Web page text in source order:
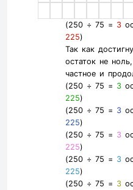
(250 ÷ 75 = 3
225)
Так как
остаток не
частное и
(250 ÷ 75 = 3
225)
(250 ÷ 75 = 3
225)
(250 ÷ 75 = 3
225)
(250 ÷ 75 = 3
225)
(250 ÷ 75 = 3